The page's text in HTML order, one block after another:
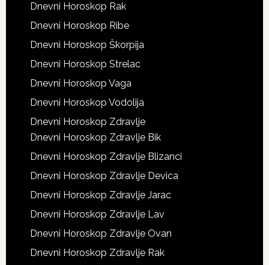
Dnevni Horoskop Rak
Dnevni Horoskop Ribe
Dnevni Horoskop Škorpija
Dnevni Horoskop Strelac
Dnevni Horoskop Vaga
Dnevni Horoskop Vodolija
Dnevni Horoskop Zdravlje
Dnevni Horoskop Zdravlje Bik
Dnevni Horoskop Zdravlje Blizanci
Dnevni Horoskop Zdravlje Devica
Dnevni Horoskop Zdravlje Jarac
Dnevni Horoskop Zdravlje Lav
Dnevni Horoskop Zdravlje Ovan
Dnevni Horoskop Zdravlje Rak